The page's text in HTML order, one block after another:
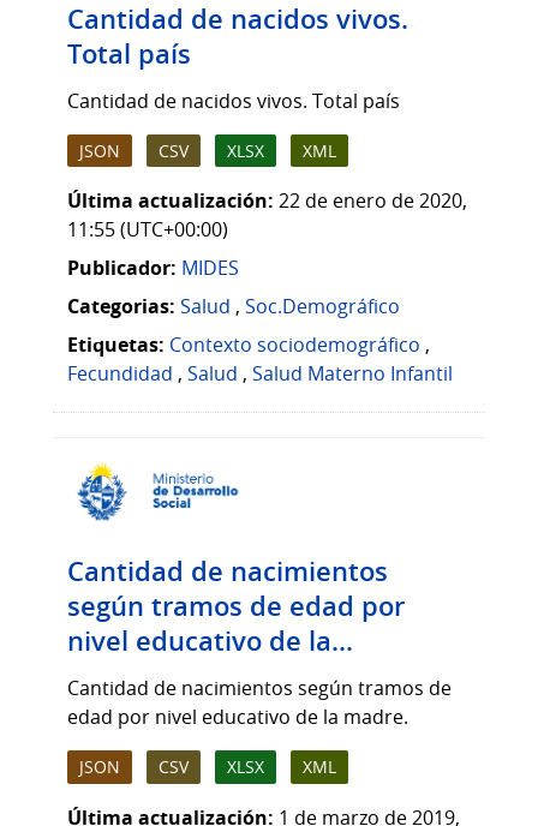
Cantidad de nacidos vivos.
Total país
Cantidad de nacidos vivos. Total país
JSON CSV XLSX XML
Última actualización: 22 de enero de 2020,
11:55 (UTC+00:00)
Publicador: MIDES
Categorias: Salud , Soc.Demográfico
Etiquetas: Contexto sociodemográfico ,
Fecundidad , Salud , Salud Materno Infantil
Cantidad de nacimientos
según tramos de edad por
nivel educativo de la...
Cantidad de nacimientos según tramos de
edad por nivel educativo de la madre.
JSON CSV XLSX XML
Última actualización: 1 de marzo de 2019,